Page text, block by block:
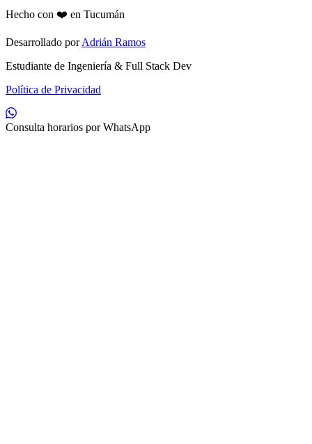
Hecho con ❤️ en Tucumán
Desarrollado porAdrián Ramos
Estudiante de Ingeniería & Full Stack Dev
Política de Privacidad
Consulta horarios por WhatsApp